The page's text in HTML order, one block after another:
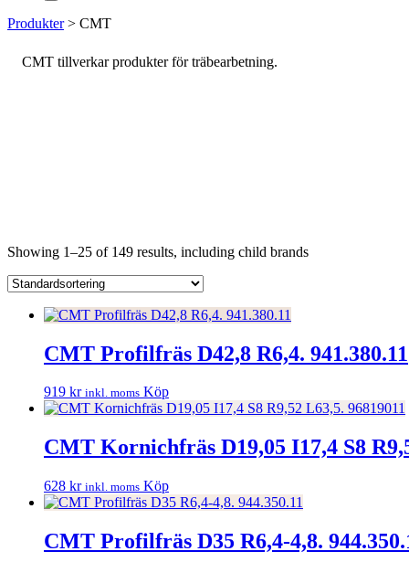
Produkter> CMT
CMT tillverkar produkter för träbearbetning.
Showing 1–25 of 149 results, including child brands
CMT Profilfräs D42,8 R6,4. 941.380.11
919 kr inkl. moms Köp
CMT Kornichfräs D19,05 I17,4 S8
628 kr inkl. moms Köp
CMT Profilfräs D35 R6,4-4,8.